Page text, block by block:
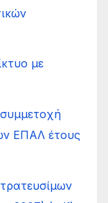
με
ΕΠΑΛ έτους